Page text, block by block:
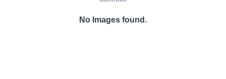
No Images found.